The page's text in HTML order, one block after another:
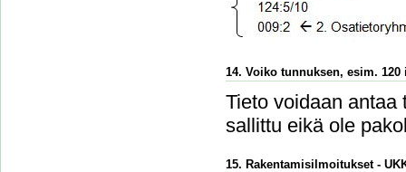
14. Voiko tunnuksen, esim.
Tieto voidaan
sallittu eikä ole
15. Rakentamisilmoitukset -